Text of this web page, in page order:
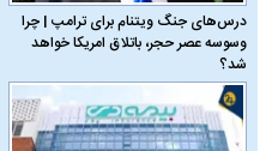
درس‌های جنگ ویتنام برای ترامپ | چرا
وسوسه عصر حجر، باتلاق امریکا خواهد
شد؟